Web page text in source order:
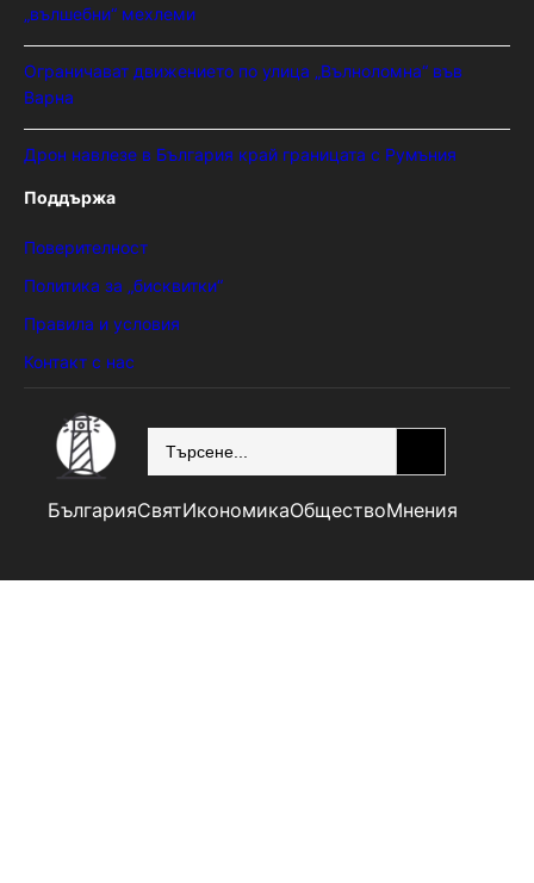
„вълшебни“ мехлеми
Ограничават движението по улица „Вълноломна“ във
Варна
Дрон навлезе в България край границата с Румъния
Поддържа
Поверителност
Политика за „бисквитки“
Правила и условия
Контакт с нас
БългарияСвятИкономикаОбществоМнения